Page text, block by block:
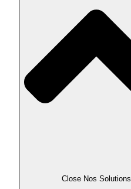
Close Nos Solutions